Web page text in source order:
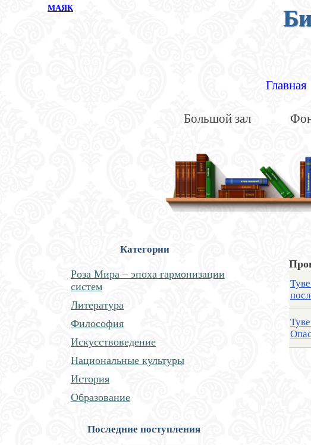
МАЯК
Главная
Большой зал
Категории
Роза Мира – эпоха гармонизации
систем
Литература
Философия
Искусствоведение
Национальные культуры
История
Образование
Последние поступления